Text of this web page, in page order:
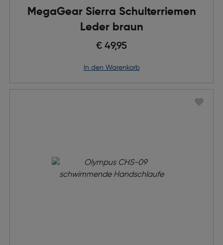
MegaGear Sierra Schulterriemen
Leder braun
€ 49,95
in den Warenkorb